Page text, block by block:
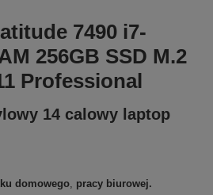
7490 i7-
256GB SSD M.2
Professional
14 calowy laptop
domowego, pracy biurowej.